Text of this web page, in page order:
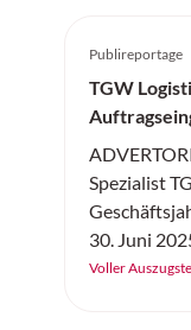
Publireportage
TGW
Spezialist
30. Juni
Voller